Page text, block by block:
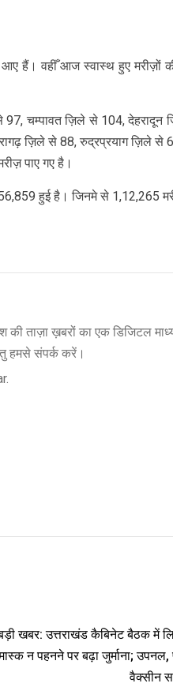
हैं। वहीँ आज स्वास्थ हुए मरीज़ों
चम्पावत ज़िले से 104, देहरादून
ज़िले से 88, रुद्रप्रयाग ज़िले से
पाए गए है।
हुई है। जिनमे से 1,12,265
की ताज़ा ख़बरों का एक डिजिटल
हमसे संपर्क करें।
खबर: उत्तराखंड कैबिनेट बैठक में
न पहनने पर बढ़ा जुर्माना; उपनल,
वैक्सीन